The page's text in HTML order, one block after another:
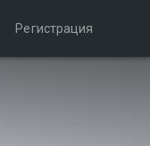
Регистрация